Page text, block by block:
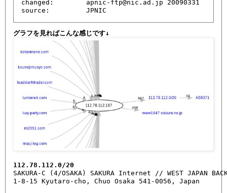
changed:        apnic-ftp@nic.ad.jp 20090331
source:         JPNIC
グラフを見ればこんな感じです↓
112.78.112.0/20
SAKURA-C (4/OSAKA) SAKURA Internet // WEST JAPAN
1-8-15 Kyutaro-cho, Chuo Osaka 541-0056, Japan